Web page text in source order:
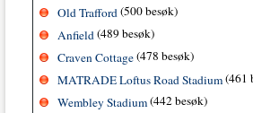
Old Trafford(500 besøk)
Anfield(489 besøk)
Craven Cottage(478 besøk)
MATRADE Loftus Road Stadium(461
Wembley Stadium(442 besøk)